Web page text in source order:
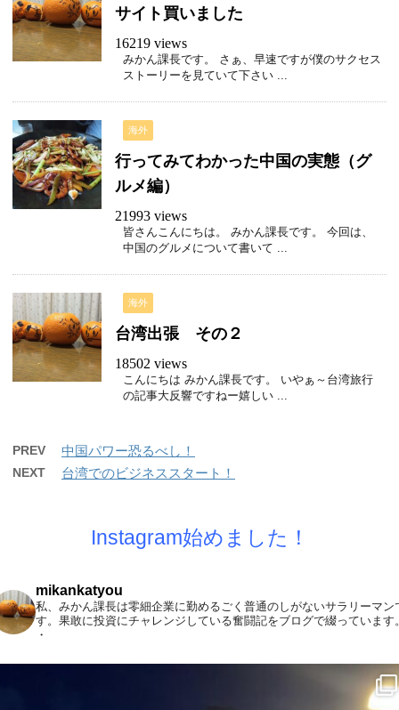
サイト買いました
16219 views
みかん課長です。 さぁ、早速ですが僕のサクセス
ストーリーを見ていて下さい ...
海外
行ってみてわかった中国の実態（グ
ルメ編）
21993 views
皆さんこんにちは。 みかん課長です。 今回は、
中国のグルメについて書いて ...
海外
台湾出張 その２
18502 views
こんにちは みかん課長です。 いやぁ～台湾旅行
の記事大反響ですねー嬉しい ...
PREV 中国パワー恐るべし！
NEXT 台湾でのビジネススタート！
Instagram始めました！
mikankatyou
私、みかん課長は零細企業に勤めるごく普通のしがないサラリーマン
す。果敢に投資にチャレンジしている奮闘記をブログで綴っています
・